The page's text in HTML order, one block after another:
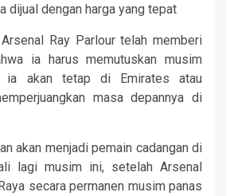
dijual dengan harga yang tepat
Ray Parlour telah memberi
ia harus memutuskan musim
ia akan tetap di Emirates atau
masa depannya di
akan menjadi pemain cadangan di
lagi musim ini, setelah Arsenal
secara permanen musim panas